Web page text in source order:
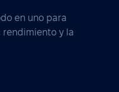
en uno para
rendimiento y la